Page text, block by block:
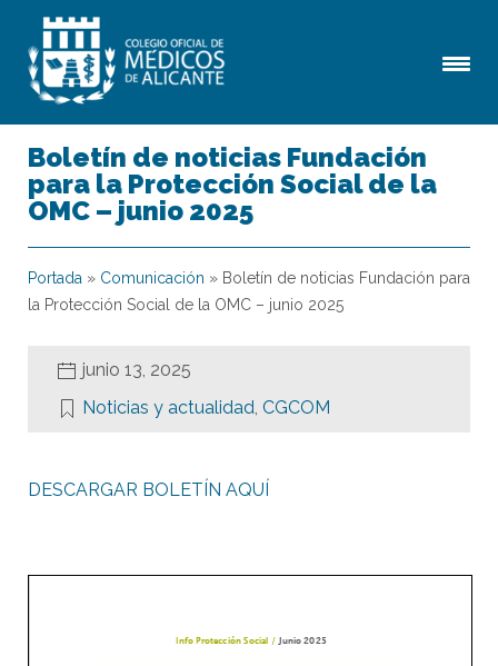
Boletín de noticias Fundación
para la Protección Social de la
OMC – junio 2025
Portada » Comunicación » Boletín de noticias Fundación para
la Protección Social de la OMC – junio 2025
junio 13, 2025
Noticias y actualidad, CGCOM
DESCARGAR BOLETÍN AQUÍ